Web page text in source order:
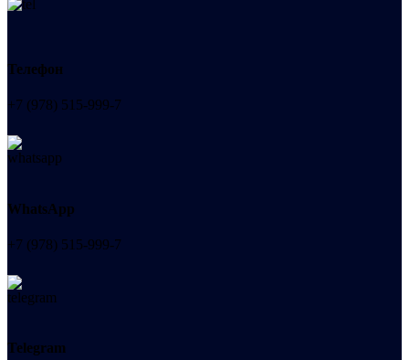
Телефон
+7 (978) 515-999-7
WhatsApp
+7 (978) 515-999-7
Telegram